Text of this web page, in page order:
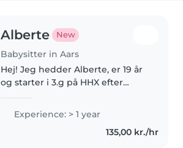
Alberte New
Babysitter in Aars
Hej! Jeg hedder Alberte, er 19 år
og starter i 3.g på HHX efter
skolen søger jeg et job som
babysitter, fordi jeg elsker at
være sammen med børn og
Experience: > 1 year
135,00 kr./hr